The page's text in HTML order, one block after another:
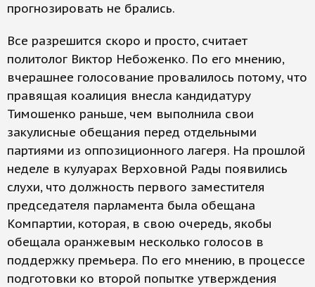
прогнозировать не брались.
Все разрешится скоро и просто, считает
политолог Виктор Небоженко. По его мнению,
вчерашнее голосование провалилось потому, что
правящая коалиция внесла кандидатуру
Тимошенко раньше, чем выполнила свои
закулисные обещания перед отдельными
партиями из оппозиционного лагеря. На прошлой
неделе в кулуарах Верховной Рады появились
слухи, что должность первого заместителя
председателя парламента была обещана
Компартии, которая, в свою очередь, якобы
обещала оранжевым несколько голосов в
поддержку премьера. По его мнению, в процессе
подготовки ко второй попытке утверждения